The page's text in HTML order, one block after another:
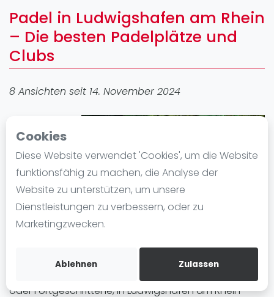
Cookies
Diese Website verwendet 'Cookies', um die Website
funktionsfähig zu machen, die Analyse der
Website zu unterstützen, um unsere
Dienstleistungen zu verbessern, oder zu
Marketingzwecken.
Ablehnen Zulassen
Playtomic
Ranking
Männer
FIP Männer
Blog
Die Geschichte von Padel
Regeln und Punktzählung
Padel Schläge
Video
Padel in Ludwigshafen am Rhein
– Die besten Padelplätze und
Clubs
8 Ansichten seit 14. November 2024
oder Fortgeschrittene, in Ludwigshafen am Rhein